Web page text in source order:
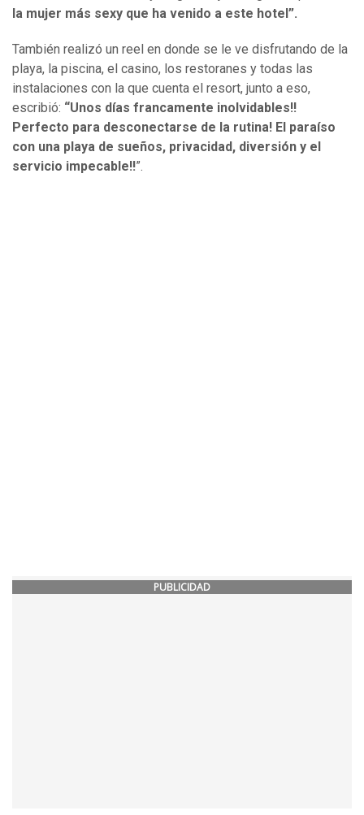
la mujer más sexy que ha venido a este hotel”.
También realizó un reel en donde se le ve disfrutando de la
playa, la piscina, el casino, los restoranes y todas las
instalaciones con la que cuenta el resort, junto a eso,
escribió: “Unos días francamente inolvidables!!
Perfecto para desconectarse de la rutina! El paraíso
con una playa de sueños, privacidad, diversión y el
servicio impecable!!”.
PUBLICIDAD